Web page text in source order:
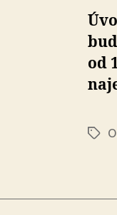
od
Štítky